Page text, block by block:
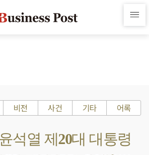
비전 사건 기타 어록
석열 제20대 대통령